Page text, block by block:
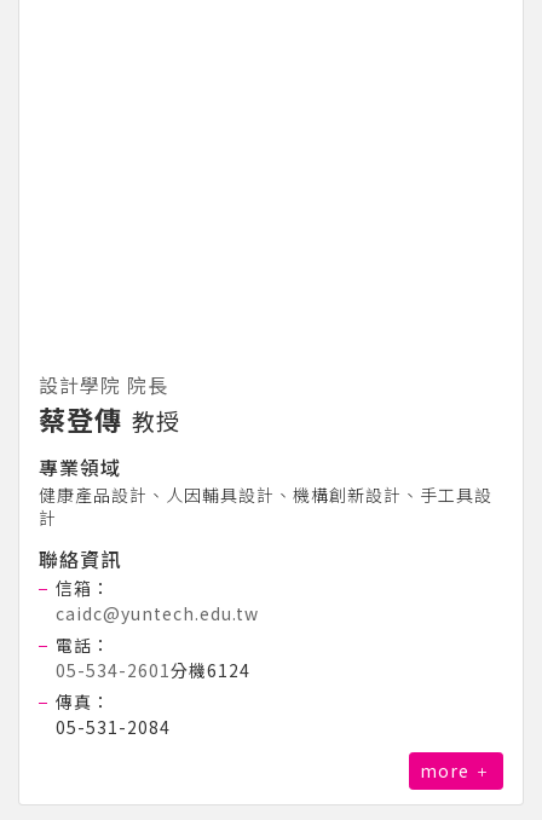
設計學院 院長
蔡登傳 教授
專業領域
健康產品設計、人因輔具設計、機構創新設計、手工具設
計
聯絡資訊
信箱：
caidc@yuntech.edu.tw
電話：
05-534-2601分機6124
傳真：
05-531-2084
more